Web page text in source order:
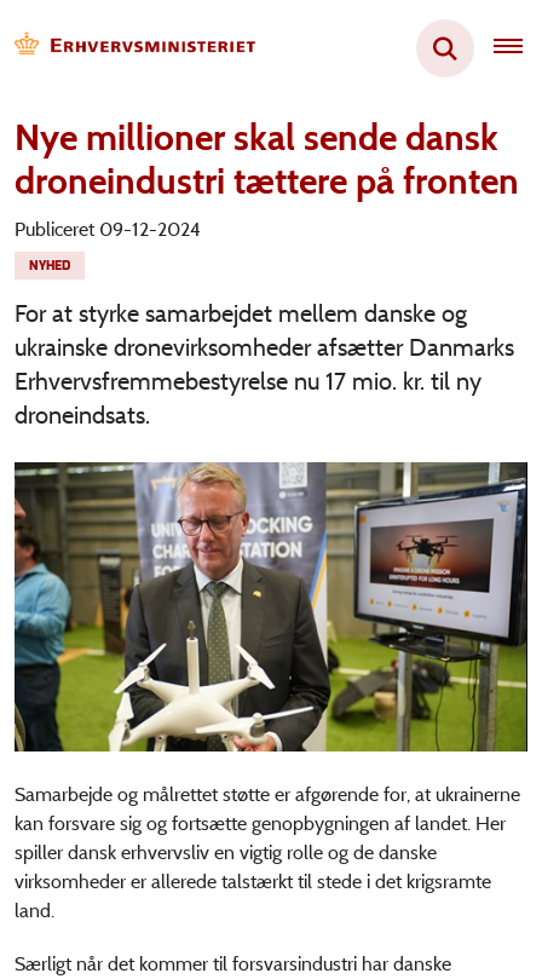
Nye millioner skal sende dansk
droneindustri tættere på fronten
Publiceret 09-12-2024
NYHED
For at styrke samarbejdet mellem danske og
ukrainske dronevirksomheder afsætter Danmarks
Erhvervsfremmebestyrelse nu 17 mio. kr. til ny
droneindsats.
Samarbejde og målrettet støtte er afgørende for, at ukrainerne
kan forsvare sig og fortsætte genopbygningen af landet. Her
spiller dansk erhvervsliv en vigtig rolle og de danske
virksomheder er allerede talstærkt til stede i det krigsramte
land.
Særligt når det kommer til forsvarsindustri har danske